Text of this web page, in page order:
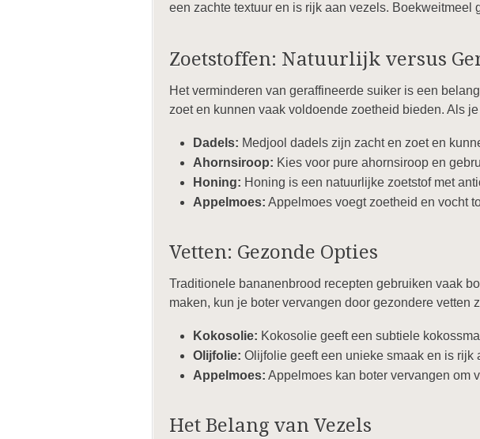
een zachte textuur en is rijk aan vezels. Boekweitmeel
Zoetstoffen: Natuurlijk versus
Het verminderen van geraffineerde suiker is een
zoet en kunnen vaak voldoende zoetheid bieden. Als
Dadels: Medjool dadels zijn zacht en zoet en
Ahornsiroop: Kies voor pure ahornsiroop en
Honing: Honing is een natuurlijke zoetstof met
Appelmoes: Appelmoes voegt zoetheid en vocht
Vetten: Gezonde Opties
Traditionele bananenbrood recepten gebruiken vaak
maken, kun je boter vervangen door gezondere vetten
Kokosolie: Kokosolie geeft een subtiele
Olijfolie: Olijfolie geeft een unieke smaak en is
Appelmoes: Appelmoes kan boter vervangen om
Het Belang van Vezels